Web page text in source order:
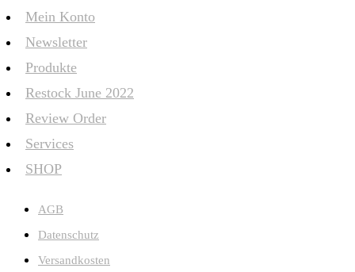
Mein Konto
Newsletter
Produkte
Restock June 2022
Review Order
Services
SHOP
AGB
Datenschutz
Versandkosten